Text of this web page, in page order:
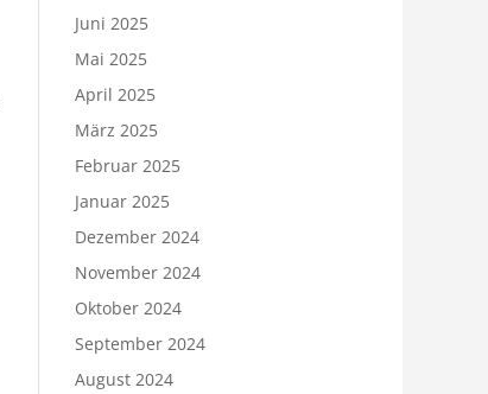
Juni 2025
Mai 2025
April 2025
März 2025
Februar 2025
Januar 2025
Dezember 2024
November 2024
Oktober 2024
September 2024
August 2024